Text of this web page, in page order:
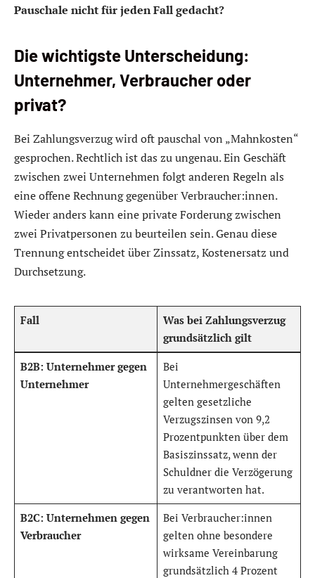
Pauschale nicht für jeden Fall gedacht?
Die wichtigste Unterscheidung:
Unternehmer, Verbraucher oder
privat?
Bei Zahlungsverzug wird oft pauschal von „Mahnkosten“
gesprochen. Rechtlich ist das zu ungenau. Ein Geschäft
zwischen zwei Unternehmen folgt anderen Regeln als
eine offene Rechnung gegenüber Verbraucher:innen.
Wieder anders kann eine private Forderung zwischen
zwei Privatpersonen zu beurteilen sein. Genau diese
Trennung entscheidet über Zinssatz, Kostenersatz und
Durchsetzung.
Fall
Was bei Zahlungsverzug
grundsätzlich gilt
B2B: Unternehmer gegen
Unternehmer
Bei
Unternehmergeschäften
gelten gesetzliche
Verzugszinsen von 9,2
Prozentpunkten über dem
Basiszinssatz, wenn der
Schuldner die Verzögerung
zu verantworten hat.
B2C: Unternehmen gegen
Verbraucher
Bei Verbraucher:innen
gelten ohne besondere
wirksame Vereinbarung
grundsätzlich 4 Prozent